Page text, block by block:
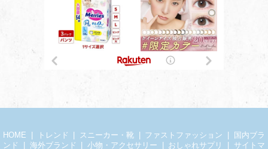
HOME トレンド スニーカー・靴 ファストファッション
国内ブラ
ンド
海外ブランド 小物・アクセサリー おしゃれサプリ サイトマ